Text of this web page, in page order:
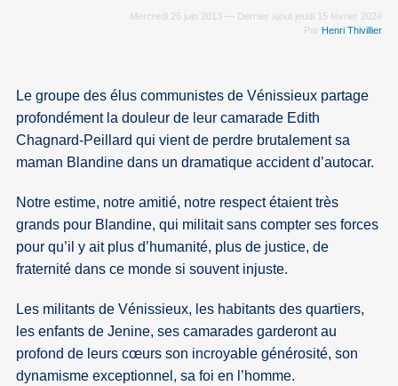
Mercredi 26 juin 2013 — Dernier ajout jeudi 15 février 2024
Par Henri Thivillier
Le groupe des élus communistes de Vénissieux partage
profondément la douleur de leur camarade Edith
Chagnard-Peillard qui vient de perdre brutalement sa
maman Blandine dans un dramatique accident d’autocar.
Notre estime, notre amitié, notre respect étaient très
grands pour Blandine, qui militait sans compter ses forces
pour qu’il y ait plus d’humanité, plus de justice, de
fraternité dans ce monde si souvent injuste.
Les militants de Vénissieux, les habitants des quartiers,
les enfants de Jenine, ses camarades garderont au
profond de leurs cœurs son incroyable générosité, son
dynamisme exceptionnel, sa foi en l’homme.